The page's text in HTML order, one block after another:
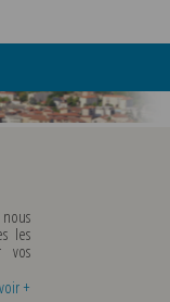
JAUNE PIC DE
France a placé
du Rhône et
de Lyon au niveau
jaune ...